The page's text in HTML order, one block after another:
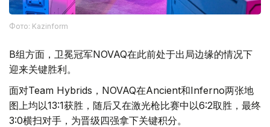
Фото: Kazinform
B组方面，卫冕冠军NOVAQ在此前处于出局边缘的情况下
迎来关键胜利。
面对Team Hybrids，NOVAQ在Ancient和Inferno两张地
图上均以13:1获胜，随后又在激光枪比赛中以6:2取胜，最终
3:0横扫对手，为晋级四强拿下关键积分。